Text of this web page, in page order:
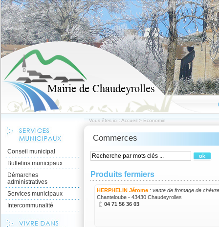
Vous êtes ici : Accueil > Economie
Conseil municipal
Bulletins municipaux
Démarches
administratives
Services municipaux
Intercommunalité
Commerces
Produits fermiers
HERPHELIN Jérome: vente de fromage de chèvre
Chanteloube - 43430 Chaudeyrolles
04 71 56 36 03